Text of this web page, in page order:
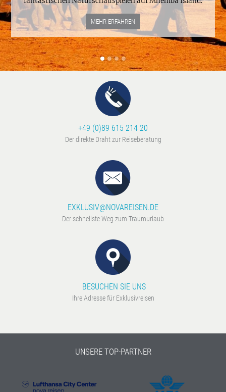
MEHR ERFAHREN
+49 (0)89 615 214 20
Der direkte Draht zur Reiseberatung
EXKLUSIV@NOVAREISEN.DE
Der schnellste Weg zum Traumurlaub
BESUCHEN SIE UNS
Ihre Adresse für Exklusivreisen
UNSERE TOP-PARTNER